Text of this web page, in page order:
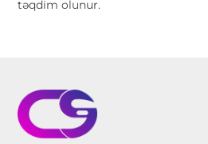
təqdim olunur.